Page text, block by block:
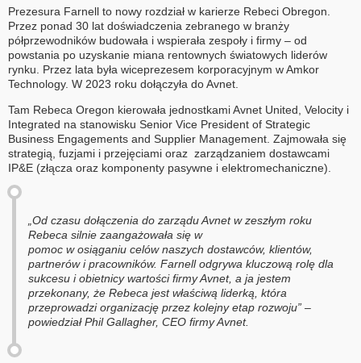
Prezesura Farnell to nowy rozdział w karierze Rebeci Obregon.
Przez ponad 30 lat doświadczenia zebranego w branży
półprzewodników budowała i wspierała zespoły i firmy – od
powstania po uzyskanie miana rentownych światowych liderów
rynku. Przez lata była wiceprezesem korporacyjnym w Amkor
Technology. W 2023 roku dołączyła do Avnet.
Tam Rebeca Oregon kierowała jednostkami Avnet United, Velocity i
Integrated na stanowisku Senior Vice President of Strategic
Business Engagements and Supplier Management. Zajmowała się
strategią, fuzjami i przejęciami oraz zarządzaniem dostawcami
IP&E (złącza oraz komponenty pasywne i elektromechaniczne).
„Od czasu dołączenia do zarządu Avnet w zeszłym roku
Rebeca silnie zaangażowała się w
pomoc w osiąganiu celów naszych dostawców, klientów,
partnerów i pracowników. Farnell odgrywa kluczową rolę dla
sukcesu i obietnicy wartości firmy Avnet, a ja jestem
przekonany, że Rebeca jest właściwą liderką, która
przeprowadzi organizację przez kolejny etap rozwoju” –
powiedział Phil Gallagher, CEO firmy Avnet.